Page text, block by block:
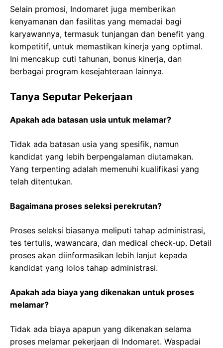
Selain promosi, Indomaret juga memberikan
kenyamanan dan fasilitas yang memadai bagi
karyawannya, termasuk tunjangan dan benefit yang
kompetitif, untuk memastikan kinerja yang optimal.
Ini mencakup cuti tahunan, bonus kinerja, dan
berbagai program kesejahteraan lainnya.
Tanya Seputar Pekerjaan
Apakah ada batasan usia untuk melamar?
Tidak ada batasan usia yang spesifik, namun
kandidat yang lebih berpengalaman diutamakan.
Yang terpenting adalah memenuhi kualifikasi yang
telah ditentukan.
Bagaimana proses seleksi perekrutan?
Proses seleksi biasanya meliputi tahap administrasi,
tes tertulis, wawancara, dan medical check-up. Detail
proses akan diinformasikan lebih lanjut kepada
kandidat yang lolos tahap administrasi.
Apakah ada biaya yang dikenakan untuk proses
melamar?
Tidak ada biaya apapun yang dikenakan selama
proses melamar pekerjaan di Indomaret. Waspadai